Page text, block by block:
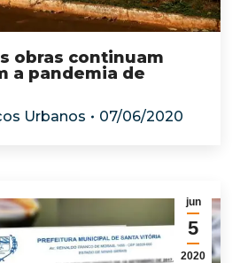
obras continuam
a pandemia de
Urbanos 07/06/2020
jun
5
2020